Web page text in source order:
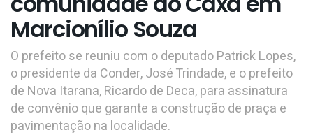
Marcionílio Souza
O prefeito se reuniu com o deputado Patrick Lopes,
o presidente da Conder, José Trindade, e o prefeito
de Nova Itarana, Ricardo de Deca, para assinatura
de convênio que garante a construção de praça e
pavimentação na localidade.